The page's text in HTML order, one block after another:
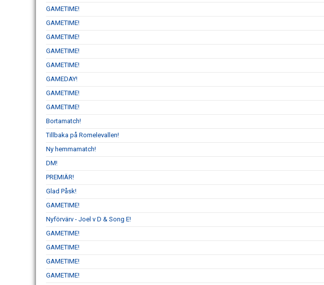
GAMETIME!
GAMETIME!
GAMETIME!
GAMETIME!
GAMETIME!
GAMEDAY!
GAMETIME!
GAMETIME!
Bortamatch!
Tillbaka på Romelevallen!
Ny hemmamatch!
DM!
PREMIÄR!
Glad Påsk!
GAMETIME!
Nyförvärv - Joel v D & Song E!
GAMETIME!
GAMETIME!
GAMETIME!
GAMETIME!